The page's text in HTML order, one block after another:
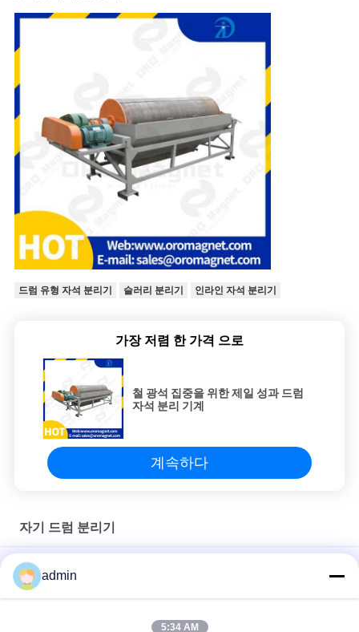
드럼 유형 자석 분리기 슬러리 분리기 인라인 자석 분리기
가장 저렴 한 가격 으로
철 광석 집중을 위한 제일 성과 드럼
자석 분리 기계
계속하다
자기 드럼 분리기
광물 가공용 밀링 머신용 영구 드럼 자기 분리기 415V 3.5KW
채광을 위한 자기 드럼 세포, 자석 분리기, Electroceramic 및 화학
admin
5:34 AM